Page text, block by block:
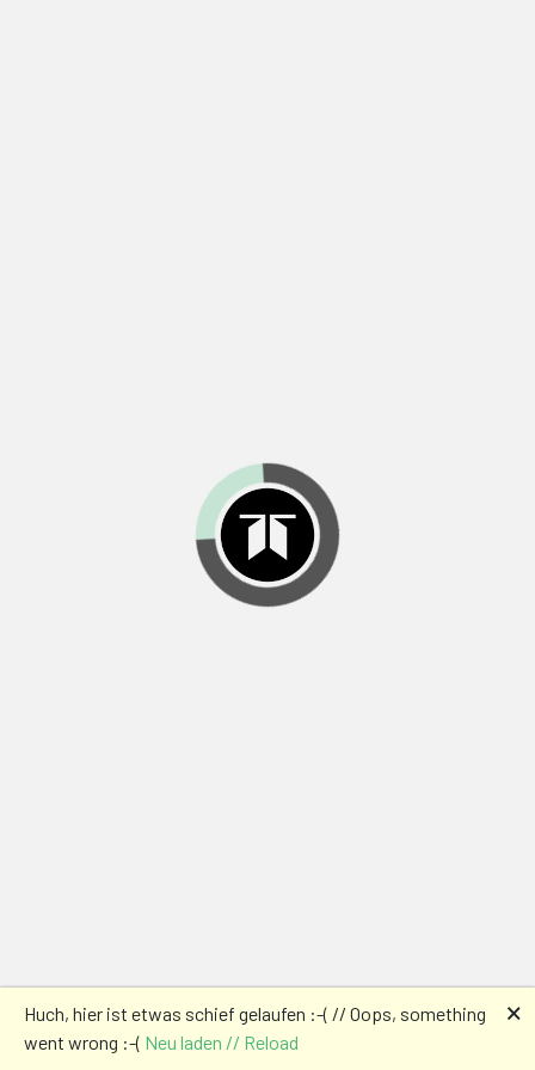
Huch, hier ist etwas schief gelaufen :-( // Oops, something
went wrong :-( Neu laden // Reload
🗙